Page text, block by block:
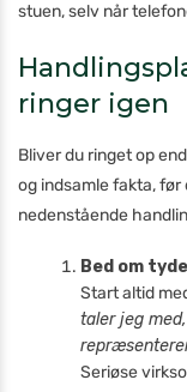
stuen, selv når
ringer igen
Bliver du ringet op
og indsamle fakta,
nedenstående
Bed om
Start altid
taler jeg
Seriøse